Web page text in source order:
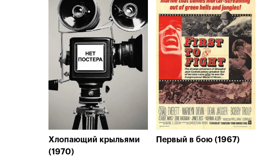
Хлопающий крыльями
(1970)
Первый в бою (1967)